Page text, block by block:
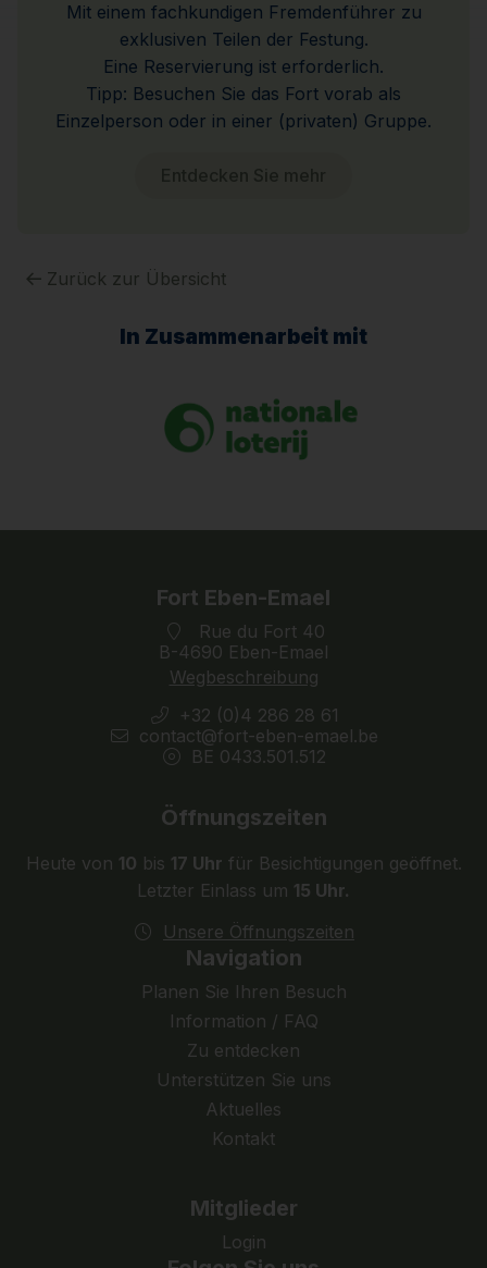
Mit einem fachkundigen Fremdenführer zu
exklusiven Teilen der Festung.
Eine Reservierung ist erforderlich.
Tipp: Besuchen Sie das Fort vorab als
Einzelperson oder in einer (privaten) Gruppe.
Zurück zur Übersicht
In Zusammenarbeit mit
Fort Eben-Emael
Rue du Fort 40
B-4690 Eben-Emael
Wegbeschreibung
+32 (0)4 286 28 61
contact@fort-eben-emael.be
BE 0433.501.512
Öffnungszeiten
Heute von 10 bis 17 Uhr für Besichtigungen geöffnet.
Letzter Einlass um 15 Uhr.
Unsere Öffnungszeiten
Navigation
Planen Sie Ihren Besuch
Information / FAQ
Zu entdecken
Unterstützen Sie uns
Aktuelles
Kontakt
Mitglieder
Login